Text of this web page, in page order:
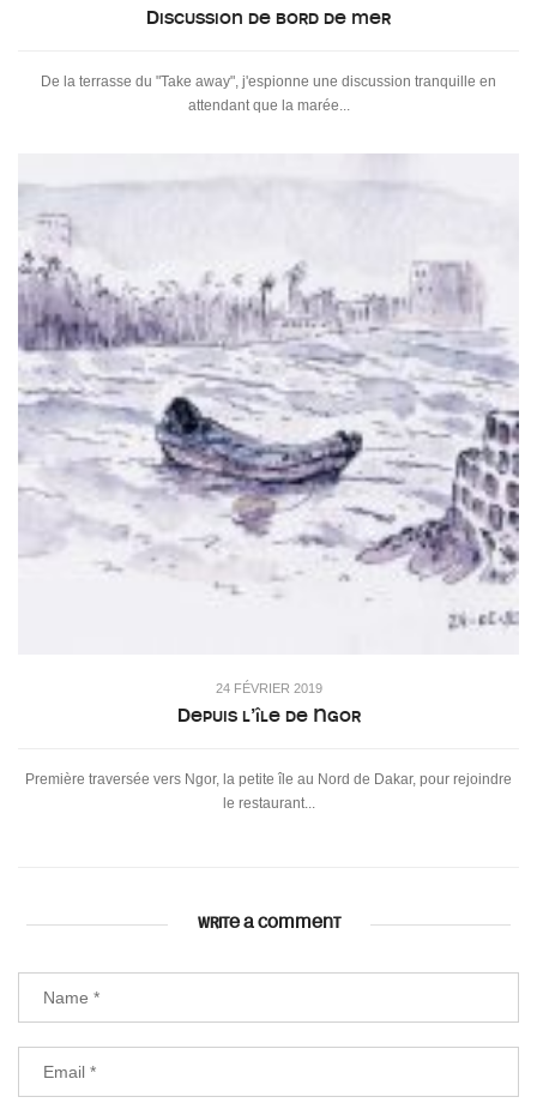
Discussion de bord de mer
De la terrasse du "Take away", j'espionne une discussion tranquille en
attendant que la marée...
24 FÉVRIER 2019
Depuis l’île de Ngor
Première traversée vers Ngor, la petite île au Nord de Dakar, pour rejoindre
le restaurant...
WRITE A COMMENT